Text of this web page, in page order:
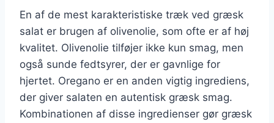
En af de mest karakteristiske træk ved græsk
salat er brugen af olivenolie, som ofte er af høj
kvalitet. Olivenolie tilføjer ikke kun smag, men
også sunde fedtsyrer, der er gavnlige for
hjertet. Oregano er en anden vigtig ingrediens,
der giver salaten en autentisk græsk smag.
Kombinationen af disse ingredienser gør græsk